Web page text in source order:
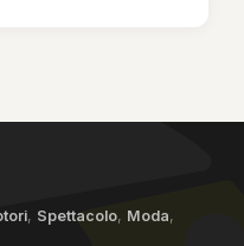
, Spettacolo, Moda,